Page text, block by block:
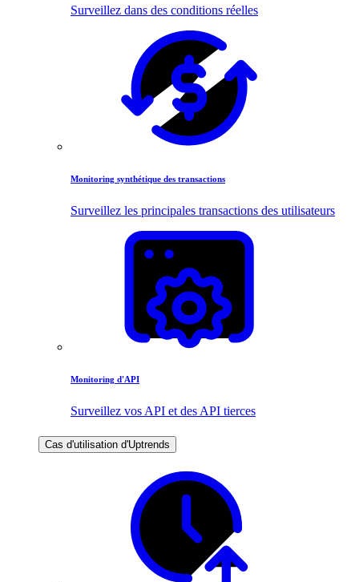
Surveillez dans des conditions réelles
Monitoring synthétique des transactions
Surveillez les principales transactions des utilisateurs
Monitoring d'API
Surveillez vos API et des API tierces
Cas d'utilisation d'Uptrends